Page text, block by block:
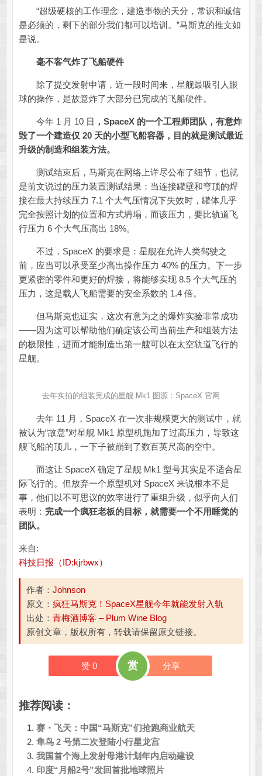
“超级硬核的工作理念，建造事物的天分，常识和诚信
是必须的，剩下的部分我们都可以培训。”马斯克的推文如
是说。
毫不客气炸了飞船硬件
除了提交发射申请，近一段时间来，星舰最吸引人眼
球的操作，是故意炸了大部分已完成的飞船硬件。
今年 1 月 10 日 ， SpaceX 的一个工程师团队，有意炸
毁了一个建造仅 20 天的小型飞船容器，目的就是测试最近
升级的制造和组装方法。
测试结束后，马斯克在网络上详尽公布了细节，也就
是前文说过的压力装置测试结果：当连接罐壁和穹顶的焊
接在最大持续压力 7.1 个大气压情况下失效时，罐体几乎
完全按照计划的位置和方式坍塌，而该压力，要比轨道飞
行压力 6 个大气压高出 18%。
不过，SpaceX 的要求是：星舰在允许人类驾驶之
前，应当可以承受至少高出操作压力 40% 的压力。下一步
更紧密的零件和更好的焊接，将能够实现 8.5 个大气压的
压力，这是载人飞船需要的安全系数的 1.4 倍。
但马斯克也证实，这次有意为之的爆炸实验非常成功
——因为这可以帮助他们确定该公司当前生产和组装方法
的极限性，进而才能制造出第一艘可以在太空轨道飞行的
星舰。
去年实拍的组装完成的星舰 Mk1 图源：SpaceX 官网
去年 11 月，SpaceX 在一次非规模更大的测试中，就
被认为“故意”对星舰 Mk1 原型机施加了过高压力，导致这
艘飞船的顶儿，一下子被崩到了数百英尺高的空中。
而这让 SpaceX 确定了星舰 Mk1 型号其实是不适合星
际飞行的。但放弃一个原型机对 SpaceX 来说根本不是
事，他们以不可思议的效率进行了重组升级，似乎向人们
表明： 完成一个疯狂老板的目标，就需要一个不用睡觉的
团队。
来自:
科技日报（ID:kjrbwx）
作者： Johnson
原文： 疯狂马斯克！SpaceX星舰今年就能发射入轨
出处： 青梅酒博客 – Plum Wine Blog
原创文章，版权所有，转载请保留原文链接。
赞 0 赏 分享
推荐阅读：
赛・飞天：中国“马斯克”们抢跑商业航天
隼鸟 2 号第二次登陆小行星龙宫
我国首个海上发射母港计划年内启动建设
印度“月船2号”发回首批地球照片